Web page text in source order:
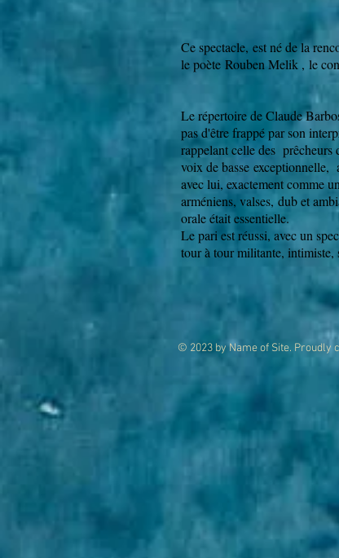
Ce spectacle, est né de la
le poète Rouben Melik , le
Le répertoire de Claude
pas d'être frappé par son
rappelant celle des prêcheurs
voix de basse exceptionnelle,
avec lui, exactement comme
arméniens, valses, dub et
orale était essentielle.
Le pari est réussi, avec un
tour à tour militante, intimiste,
© 2023 by Name of Site. Proudly